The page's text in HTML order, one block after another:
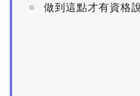
做到這點才有資格